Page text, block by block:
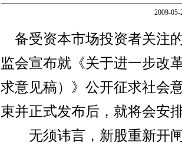
2009-
备受资本市场投资者关注
监会宣布就《关于进一步改
求意见稿）》公开征求社会
束并正式发布后，就将会安
无须讳言，新股重新开闸